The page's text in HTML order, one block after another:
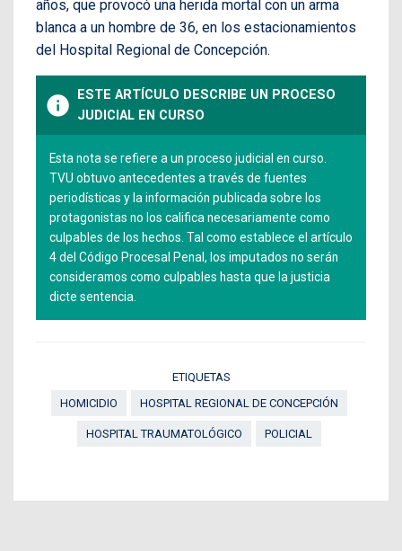
años, que provocó una herida mortal con un arma
blanca a un hombre de 36, en los estacionamientos
del Hospital Regional de Concepción.
info
ESTE ARTÍCULO DESCRIBE UN PROCESO
JUDICIAL EN CURSO
Esta nota se refiere a un proceso judicial en curso.
TVU obtuvo antecedentes a través de fuentes
periodísticas y la información publicada sobre los
protagonistas no los califica necesariamente como
culpables de los hechos. Tal como establece el artículo
4 del Código Procesal Penal, los imputados no serán
consideramos como culpables hasta que la justicia
dicte sentencia.
ETIQUETAS
HOMICIDIO
HOSPITAL REGIONAL DE CONCEPCIÓN
HOSPITAL TRAUMATOLÓGICO POLICIAL